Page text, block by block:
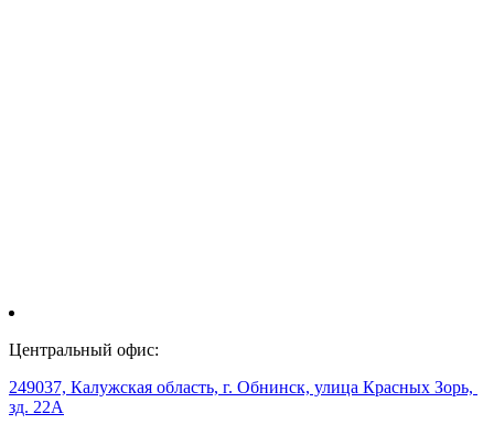
Центральный офис:
249037, Калужская область, г. Обнинск, улица Красных Зорь,
зд. 22А